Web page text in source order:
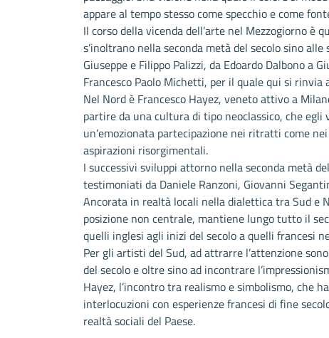
appare al tempo stesso come specchio e come
Il corso della vicenda dell’arte nel Mezzogiorno
s’inoltrano nella seconda metà del secolo sino
Giuseppe e Filippo Palizzi, da Edoardo Dalbono a
Francesco Paolo Michetti, per il quale qui si rinvia
Nel Nord è Francesco Hayez, veneto attivo a
partire da una cultura di tipo neoclassico, che
un’emozionata partecipazione nei ritratti come
aspirazioni risorgimentali.
I successivi sviluppi attorno nella seconda metà
testimoniati da Daniele Ranzoni, Giovanni
Ancorata in realtà locali nella dialettica tra Sud e
posizione non centrale, mantiene lungo tutto il
quelli inglesi agli inizi del secolo a quelli francesi
Per gli artisti del Sud, ad attrarre l’attenzione
del secolo e oltre sino ad incontrare
Hayez, l’incontro tra realismo e simbolismo, che
interlocuzioni con esperienze francesi di fine
realtà sociali del Paese.